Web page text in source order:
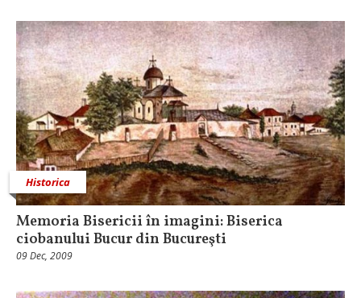
Historica
Memoria Bisericii în imagini: Biserica
ciobanului Bucur din Bucureşti
09 Dec, 2009